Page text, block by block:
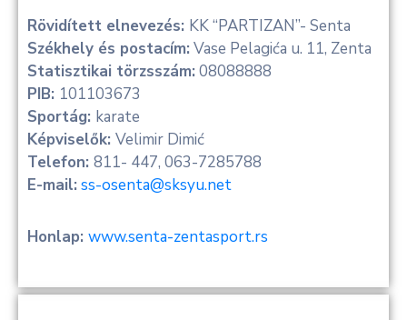
Rövidített elnevezés: KK “PARTIZAN”- Senta
Székhely és postacím: Vase Pelagića u. 11, Zenta
Statisztikai törzsszám: 08088888
PIB: 101103673
Sportág: karate
Képviselők: Velimir Dimić
Telefon: 811- 447, 063-7285788
E-mail: ss-osenta@sksyu.net
Honlap: www.senta-zentasport.rs